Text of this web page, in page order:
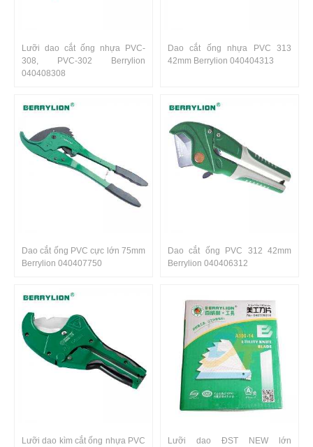
Lưỡi dao cắt ống nhựa PVC-
308, PVC-302 Berrylion
040408308
Dao cắt ống nhựa PVC 313
42mm Berrylion 040404313
Dao cắt ống PVC cực lớn 75mm
Berrylion 040407750
Dao cắt ống PVC 312 42mm
Berrylion 040406312
Lưỡi dao kìm cắt ống nhựa PVC
Lưỡi dao ĐST NEW lớn